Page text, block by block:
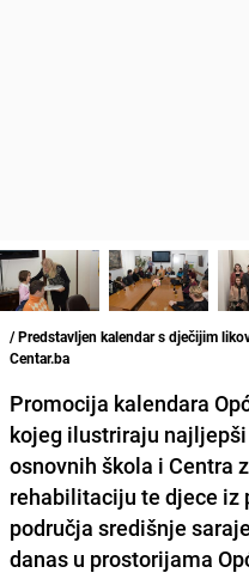
/ Predstavljen kalendar s dječijim
Centar.ba
Promocija kalendara
kojeg ilustriraju
osnovnih škola i Centra
rehabilitaciju te djece iz
područja središnje
danas u prostorijama